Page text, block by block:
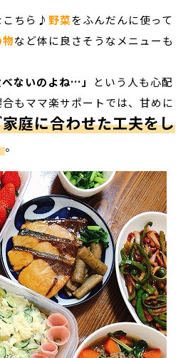
こちら♪野菜をふんだんに使って
など体に良さそうなメニューも
ないのよね…」
という人も心配
もママ楽サポートでは、甘めに
庭に合わせた工夫をし
。